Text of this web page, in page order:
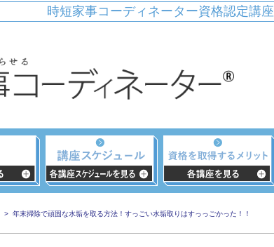
時短家事コーディネーター資格認定講座
年末掃除で頑固な水垢を取る方法！すっごい水垢取りはすっっごかった！！